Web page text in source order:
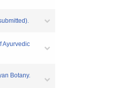
Ayurvedic
Botany.